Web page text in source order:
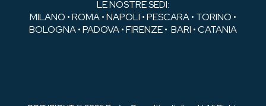
LE NOSTRE SEDI:
MILANO • ROMA • NAPOLI • PESCARA • TORINO •
BOLOGNA • PADOVA • FIRENZE • BARI • CATANIA